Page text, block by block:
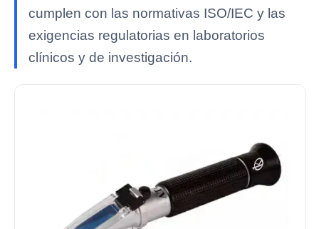
cumplen con las normativas ISO/IEC y las
exigencias regulatorias en laboratorios
clínicos y de investigación.